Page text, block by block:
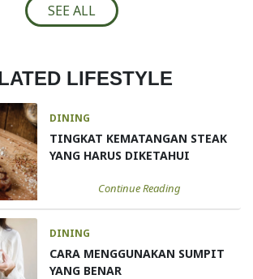
SEE ALL
LIFESTYLE
DINING
TINGKAT KEMATANGAN STEAK
YANG HARUS DIKETAHUI
Continue Reading
DINING
CARA MENGGUNAKAN SUMPIT
YANG BENAR